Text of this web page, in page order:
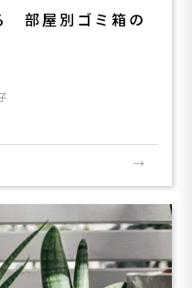
部屋別ゴミ箱の